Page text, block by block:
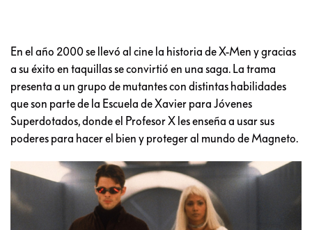
En el año 2000 se llevó al cine la historia de X-Men y gracias
a su éxito en taquillas se convirtió en una saga. La trama
presenta a un grupo de mutantes con distintas habilidades
que son parte de la Escuela de Xavier para Jóvenes
Superdotados, donde el Profesor X les enseña a usar sus
poderes para hacer el bien y proteger al mundo de Magneto.